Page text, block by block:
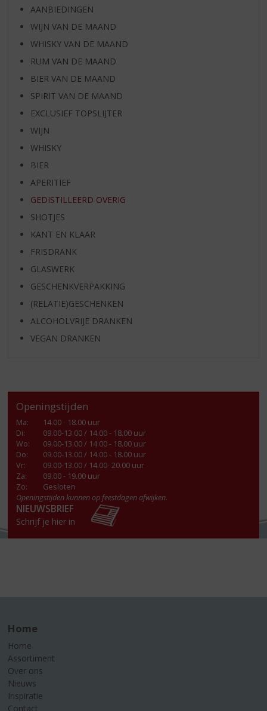
AANBIEDINGEN
WIJN VAN DE MAAND
WHISKY VAN DE MAAND
RUM VAN DE MAAND
BIER VAN DE MAAND
SPIRIT VAN DE MAAND
EXCLUSIEF TOPSLIJTER
WIJN
WHISKY
BIER
APERITIEF
GEDISTILLEERD OVERIG
SHOTJES
KANT EN KLAAR
FRISDRANK
GLASWERK
GESCHENKVERPAKKING
(RELATIE)GESCHENKEN
ALCOHOLVRIJE DRANKEN
VEGAN DRANKEN
Openingstijden
Ma:
14.00 - 18.00 uur
Di:
09.00-13.00 / 14.00 - 18.00 uur
Wo:
09.00-13.00 / 14.00 - 18.00 uur
Do:
09.00-13.00 / 14.00 - 18.00 uur
Vr:
09.00-13.00 / 14.00- 20.00 uur
Za:
09.00 - 19.00 uur
Zo:
Gesloten
Openingstijden kunnen op feestdagen afwijken.
NIEUWSBRIEF
Schrijf je hier in
Home
Home
Assortiment
Over ons
Nieuws
Inspiratie
Contact